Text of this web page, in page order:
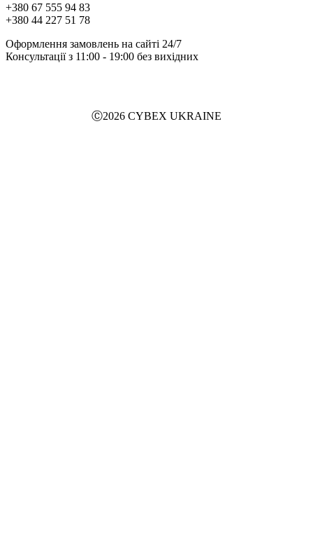
+380 67 555 94 83
+380 44 227 51 78
Оформлення замовлень на сайті 24/7
Консультації з 11:00 - 19:00 без вихідних
Ⓒ2026 CYBEX UKRAINE